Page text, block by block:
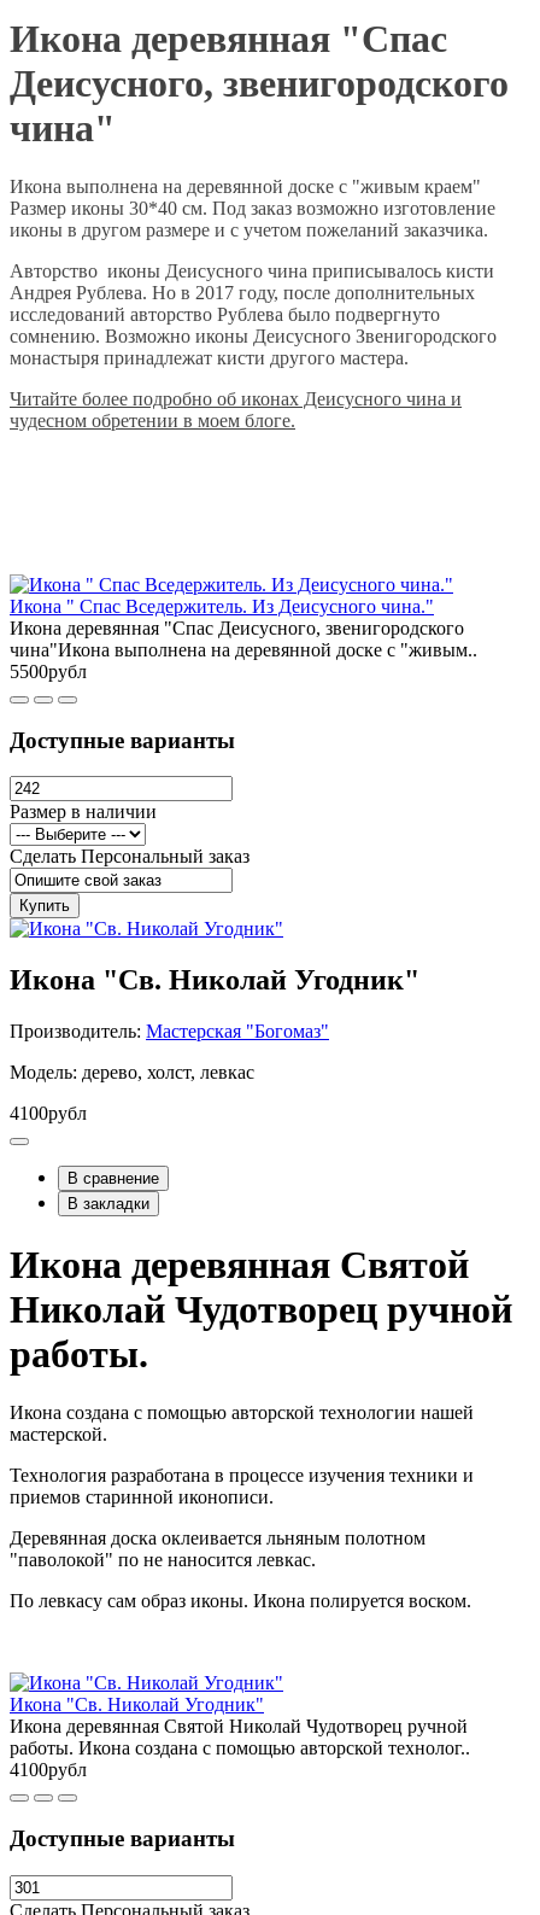
Икона деревянная "Спас
Деисусного, звенигородского
чина"
Икона выполнена на деревянной доске с "живым краем"
Размер иконы 30*40 см. Под заказ возможно изготовление
иконы в другом размере и с учетом пожеланий заказчика.
Авторство иконы Деисусного чина приписывалось кисти
Андрея Рублева. Но в 2017 году, после дополнительных
исследований авторство Рублева было подвергнуто
сомнению. Возможно иконы Деисусного Звенигородского
монастыря принадлежат кисти другого мастера.
Читайте более подробно об иконах Деисусного чина и
чудесном обретении в моем блоге.
Икона " Спас Вседержитель. Из Деисусного чина."
Икона деревянная "Спас Деисусного, звенигородского
чина"Икона выполнена на деревянной доске с "живым..
5500рубл
Доступные варианты
Размер в наличии
Сделать Персональный заказ
Купить
Икона "Св. Николай Угодник"
Производитель: Мастерская "Богомаз"
Модель: дерево, холст, левкас
4100рубл
В сравнение
В закладки
Икона деревянная Святой
Николай Чудотворец ручной
работы.
Икона создана с помощью авторской технологии нашей
мастерской.
Технология разработана в процессе изучения техники и
приемов старинной иконописи.
Деревянная доска оклеивается льняным полотном
"паволокой" по не наносится левкас.
По левкасу сам образ иконы. Икона полируется воском.
Икона "Св. Николай Угодник"
Икона деревянная Святой Николай Чудотворец ручной
работы. Икона создана с помощью авторской технолог..
4100рубл
Доступные варианты
Сделать Персональный заказ